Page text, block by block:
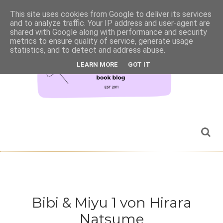
Bibi & Miyu 1 von Hirara
Natsume
This site uses cookies from Google to deliver its services
and to analyze traffic. Your IP address and user-agent are
shared with Google along with performance and security
metrics to ensure quality of service, generate usage
statistics, and to detect and address abuse.
LEARN MORE GOT IT